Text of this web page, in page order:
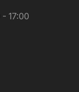
17:00